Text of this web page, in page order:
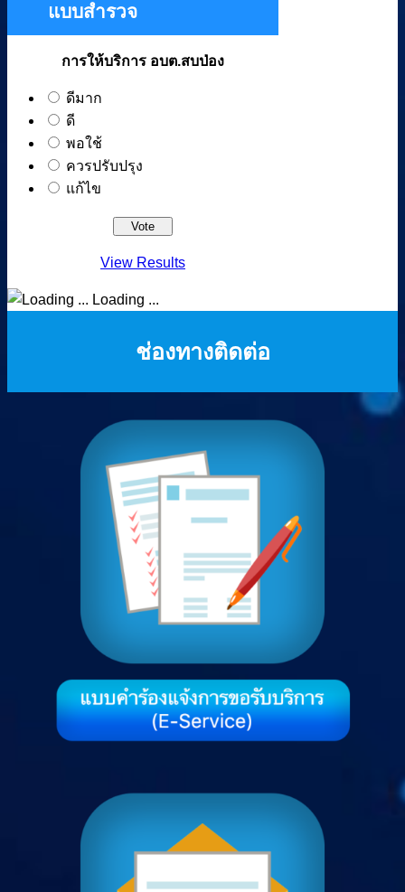
แบบสำรวจ
การให้บริการ อบต.สบป่อง
ดีมาก
ดี
พอใช้
ควรปรับปรุง
แก้ไข
View Results
Loading ...
ช่องทางติดต่อ